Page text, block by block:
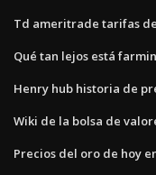
Td ameritrade tarifas
Qué tan lejos está
Henry hub historia de
Wiki de la bolsa de
Precios del oro de hoy